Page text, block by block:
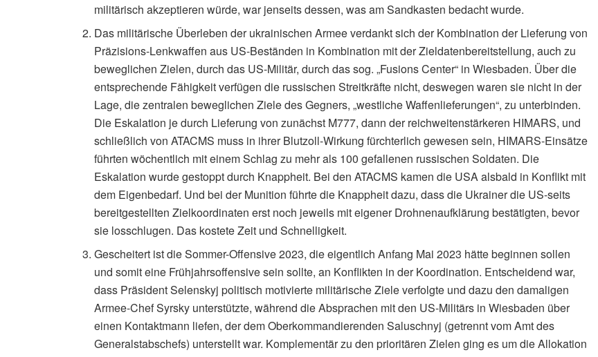
militärisch akzeptieren würde, war jenseits dessen, was am Sandkasten bedacht wurde.
Das militärische Überleben der ukrainischen Armee verdankt sich der Kombination der Lieferung von
Präzisions-Lenkwaffen aus US-Beständen in Kombination mit der Zieldatenbereitstellung, auch zu
beweglichen Zielen, durch das US-Militär, durch das sog. „Fusions Center“ in Wiesbaden. Über die
entsprechende Fähigkeit verfügen die russischen Streitkräfte nicht, deswegen waren sie nicht in der
Lage, die zentralen beweglichen Ziele des Gegners, „westliche Waffenlieferungen“, zu unterbinden.
Die Eskalation je durch Lieferung von zunächst M777, dann der reichweitenstärkeren HIMARS, und
schließlich von ATACMS muss in ihrer Blutzoll-Wirkung fürchterlich gewesen sein, HIMARS-Einsätze
führten wöchentlich mit einem Schlag zu mehr als 100 gefallenen russischen Soldaten. Die
Eskalation wurde gestoppt durch Knappheit. Bei den ATACMS kamen die USA alsbald in Konflikt mit
dem Eigenbedarf. Und bei der Munition führte die Knappheit dazu, dass die Ukrainer die US-seits
bereitgestellten Zielkoordinaten erst noch jeweils mit eigener Drohnenaufklärung bestätigten, bevor
sie losschlugen. Das kostete Zeit und Schnelligkeit.
Gescheitert ist die Sommer-Offensive 2023, die eigentlich Anfang Mai 2023 hätte beginnen sollen
und somit eine Frühjahrsoffensive sein sollte, an Konflikten in der Koordination. Entscheidend war,
dass Präsident Selenskyj politisch motivierte militärische Ziele verfolgte und dazu den damaligen
Armee-Chef Syrsky unterstützte, während die Absprachen mit den US-Militärs in Wiesbaden über
einen Kontaktmann liefen, der dem Oberkommandierenden Saluschnyj (getrennt vom Amt des
Generalstabschefs) unterstellt war. Komplementär zu den prioritären Zielen ging es um die Allokation